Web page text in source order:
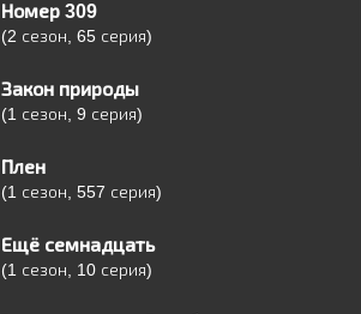
Номер 309
(2 сезон, 65 серия)
Закон природы
(1 сезон, 9 серия)
Плен
(1 сезон, 557 серия)
Ещё семнадцать
(1 сезон, 10 серия)